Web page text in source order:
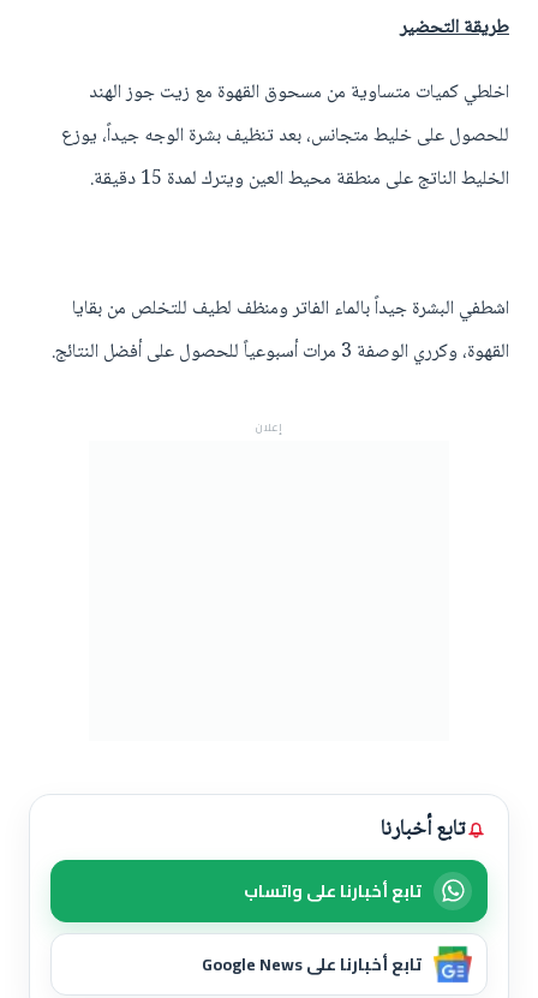
طريقة التحضير
اخلطي كميات متساوية من مسحوق القهوة مع زيت جوز الهند
للحصول على خليط متجانس، بعد تنظيف بشرة الوجه جيداً، يوزع
الخليط الناتج على منطقة محيط العين ويترك لمدة 15 دقيقة.
اشطفي البشرة جيداً بالماء الفاتر ومنظف لطيف للتخلص من بقايا
القهوة، وكرري الوصفة 3 مرات أسبوعياً للحصول على أفضل النتائج.
إعلان
تابع أخبارنا
تابع أخبارنا على واتساب
تابع أخبارنا على Google News